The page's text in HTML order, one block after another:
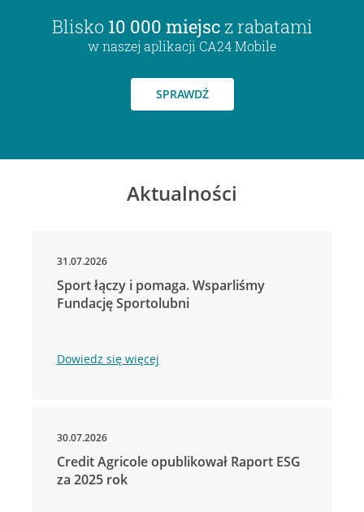
Blisko 10 000 miejsc z rabatami
w naszej aplikacji CA24 Mobile
SPRAWDŹ
Aktualności
31.07.2026
Sport łączy i pomaga. Wsparliśmy
Fundację Sportolubni
Dowiedz się więcej
30.07.2026
Credit Agricole opublikował Raport ESG
za 2025 rok